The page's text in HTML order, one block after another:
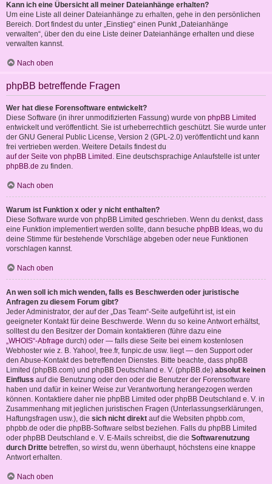
Kann ich eine Übersicht all meiner Dateianhänge erhalten?
Um eine Liste all deiner Dateianhänge zu erhalten, gehe in den persönlichen
Bereich. Dort findest du unter „Einstieg“ einen Punkt „Dateianhänge
verwalten“, über den du eine Liste deiner Dateianhänge erhalten und diese
verwalten kannst.
Nach oben
phpBB betreffende Fragen
Wer hat diese Forensoftware entwickelt?
Diese Software (in ihrer unmodifizierten Fassung) wurde von phpBB Limited
entwickelt und veröffentlicht. Sie ist urheberrechtlich geschützt. Sie wurde unter
der GNU General Public License, Version 2 (GPL-2.0) veröffentlicht und kann
frei vertrieben werden. Weitere Details findest du
auf der Seite von phpBB Limited . Eine deutschsprachige Anlaufstelle ist unter
phpBB.de zu finden.
Nach oben
Warum ist Funktion x oder y nicht enthalten?
Diese Software wurde von phpBB Limited geschrieben. Wenn du denkst, dass
eine Funktion implementiert werden sollte, dann besuche phpBB Ideas, wo du
deine Stimme für bestehende Vorschläge abgeben oder neue Funktionen
vorschlagen kannst.
Nach oben
An wen soll ich mich wenden, falls es Beschwerden oder juristische
Anfragen zu diesem Forum gibt?
Jeder Administrator, der auf der „Das Team“-Seite aufgeführt ist, ist ein
geeigneter Kontakt für deine Beschwerde. Wenn du so keine Antwort erhältst,
solltest du den Besitzer der Domain kontaktieren (führe dazu eine
„WHOIS“-Abfrage durch) oder — falls diese Seite bei einem kostenlosen
Webhoster wie z. B. Yahoo!, free.fr, funpic.de usw. liegt — den Support oder
den Abuse-Kontakt des betreffenden Dienstes. Bitte beachte, dass phpBB
Limited (phpBB.com) und phpBB Deutschland e. V. (phpBB.de) absolut keinen
Einfluss auf die Benutzung oder den oder die Benutzer der Forensoftware
haben und dafür in keiner Weise zur Verantwortung herangezogen werden
können. Kontaktiere daher nie phpBB Limited oder phpBB Deutschland e. V. in
Zusammenhang mit jeglichen juristischen Fragen (Unterlassungserklärungen,
Haftungsfragen usw.), die sich nicht direkt auf die Websiten phpbb.com,
phpbb.de oder die phpBB-Software selbst beziehen. Falls du phpBB Limited
oder phpBB Deutschland e. V. E-Mails schreibst, die die Softwarenutzung
durch Dritte betreffen, so wirst du, wenn überhaupt, höchstens eine knappe
Antwort erhalten.
Nach oben